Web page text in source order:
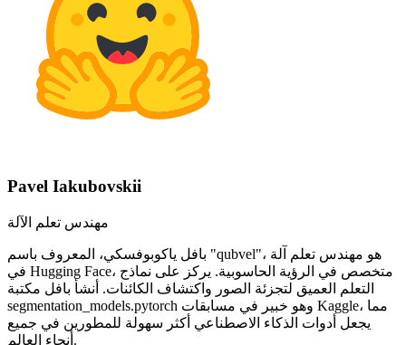
Pavel Iakubovskii
مهندس تعلم الآلة
بافل ياكوبوفسكي، المعروف باسم "qubvel"، هو مهندس تعلم آلة
في Hugging Face، متخصص في الرؤية الحاسوبية. يركز على نماذج
التعلم العميق لتجزئة الصور واكتشاف الكائنات. أنشأ بافل مكتبة
segmentation_models.pytorch وهو خبير في مسابقات Kaggle، مما
يجعل أدوات الذكاء الاصطناعي أكثر سهولة للمطورين في جميع
أنحاء العالم.